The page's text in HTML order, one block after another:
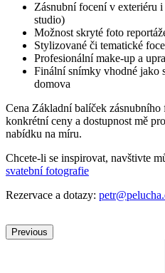
Zásnubní focení v exteriéru
studio)
Možnost skryté foto
Stylizované či tematické
Profesionální make-up a
Finální snímky vhodné jako
domova
Cena Základní balíček
konkrétní ceny a dostupnost mě
nabídku na míru.
Chcete-li se inspirovat, navštivte
svatební fotografie
Rezervace a dotazy:
Previous